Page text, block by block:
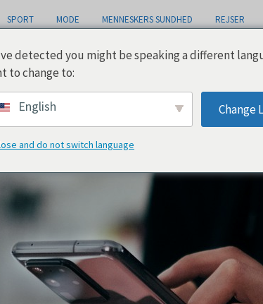
SPORT MODE MENNESKERS SUNDHED REJSER
detected you might be speaking a different
to change to:
English Change
and do not switch language